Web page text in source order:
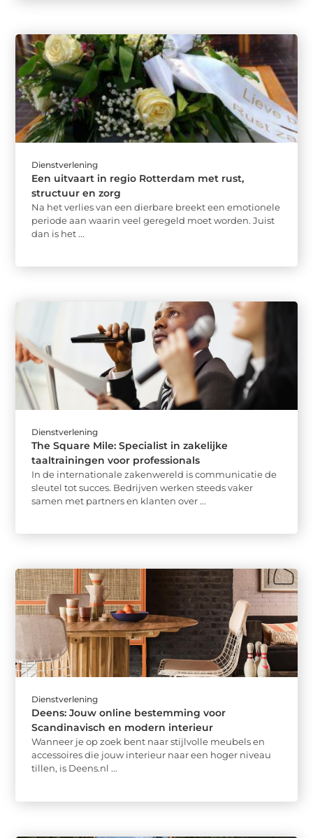
Dienstverlening
Een uitvaart in regio Rotterdam met rust,
structuur en zorg
Na het verlies van een dierbare breekt een emotionele
periode aan waarin veel geregeld moet worden. Juist
dan is het ...
Dienstverlening
The Square Mile: Specialist in zakelijke
taaltrainingen voor professionals
In de internationale zakenwereld is communicatie de
sleutel tot succes. Bedrijven werken steeds vaker
samen met partners en klanten over ...
Dienstverlening
Deens: Jouw online bestemming voor
Scandinavisch en modern interieur
Wanneer je op zoek bent naar stijlvolle meubels en
accessoires die jouw interieur naar een hoger niveau
tillen, is Deens.nl ...